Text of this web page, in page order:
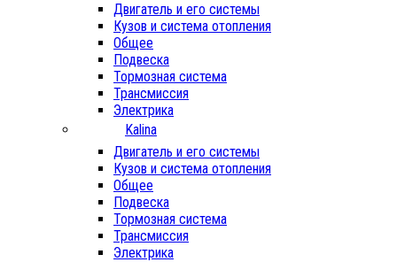
Двигатель и его системы
Кузов и система отопления
Общее
Подвеска
Тормозная система
Трансмиссия
Электрика
Kalina
Двигатель и его системы
Кузов и система отопления
Общее
Подвеска
Тормозная система
Трансмиссия
Электрика